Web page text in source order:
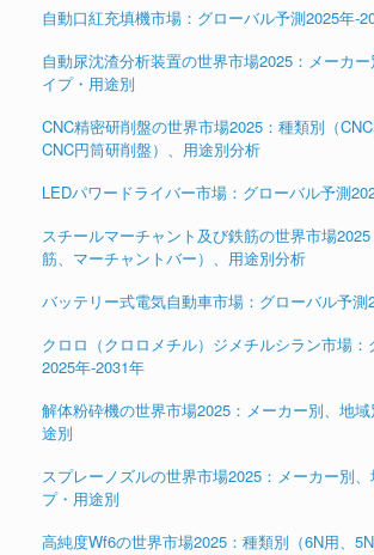
自動口紅充填機市場：グローバル予測2025年-
自動尿沈渣分析装置の世界市場2025：メーカ
イプ・用途別
CNC精密研削盤の世界市場2025：種類別（CNC
CNC円筒研削盤）、用途別分析
LEDパワードライバー市場：グローバル予測
スチールマーチャント及び鉄筋の世界市場
筋、マーチャントバー）、用途別分析
バッテリー式電気自動車市場：グローバル予測
クロロ（クロロメチル）ジメチルシラン市場
2025年-2031年
解体粉砕機の世界市場2025：メーカー別、地
途別
スプレーノズルの世界市場2025：メーカー別
プ・用途別
高純度Wf6の世界市場2025：種類別（6N用、